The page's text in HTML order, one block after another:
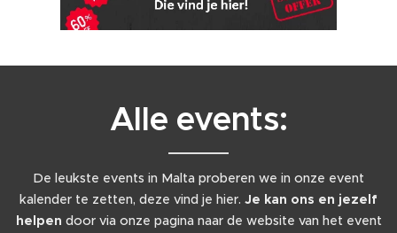
Alle events:
De leukste events in Malta proberen we in onze event
kalender te zetten, deze vind je hier. Je kan ons en jezelf
helpen door via onze pagina naar de website van het event